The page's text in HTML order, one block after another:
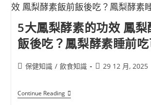
5大鳳梨酵素的功效 鳳梨
飯後吃？鳳梨酵素睡前吃
保健知識 / 飲食知識 29 12 月, 2025
Continue Reading